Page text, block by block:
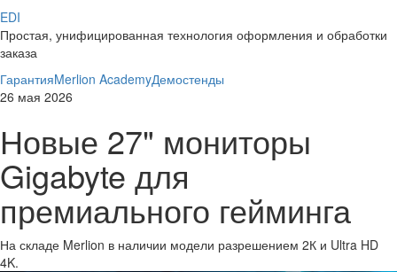
EDI
Простая, унифицированная технология оформления и обработки
заказа
ГарантияMerlion AcademyДемостенды
26 мая 2026
Новые 27" мониторы
Gigabyte для
премиального гейминга
На складе Merlion в наличии модели разрешением 2К и Ultra HD
4K.